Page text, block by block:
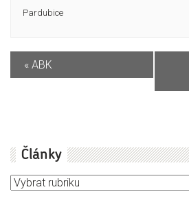
Pardubice
« ABK
Články
Články